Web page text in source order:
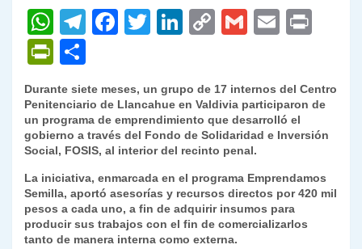
W
h
at
s
A
p
p
T
gr
a
m
F
e
b
o
o
k
T
er
Li
e
dI
n
C
y
Li
n
k
G
l
E
l
P
ri
nt
Fr
ie
n
dl
y
o
m
p
ar
tir
Durante siete meses, un grupo de 17 internos del Centro
Penitenciario de Llancahue en Valdivia participaron de
un programa de emprendimiento que desarrolló el
gobierno a través del Fondo de Solidaridad e Inversión
Social, FOSIS, al interior del recinto penal.
La iniciativa, enmarcada en el programa Emprendamos
Semilla, aportó asesorías y recursos directos por 420 mil
pesos a cada uno, a fin de adquirir insumos para
producir sus trabajos con el fin de comercializarlos
tanto de manera interna como externa.